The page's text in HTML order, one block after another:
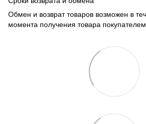
Обмен и возврат товаров возможен в
момента получения товара